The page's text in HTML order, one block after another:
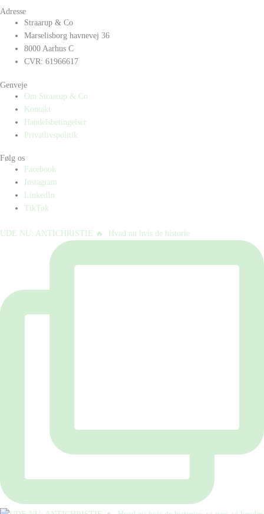
Adresse
Straarup & Co
Marselisborg havnevej 36
8000 Aarhus C
CVR: 61966617
Genveje
Om Straarup & Co
Kontakt
Handelsbetingelser
Privatlivspolitik
Følg os
Facebook
Instagram
LinkedIn
TikTok
UDE NU: ANTICHRISTIE 🔥⁠ ⁠ Hvad nu hvis de historie